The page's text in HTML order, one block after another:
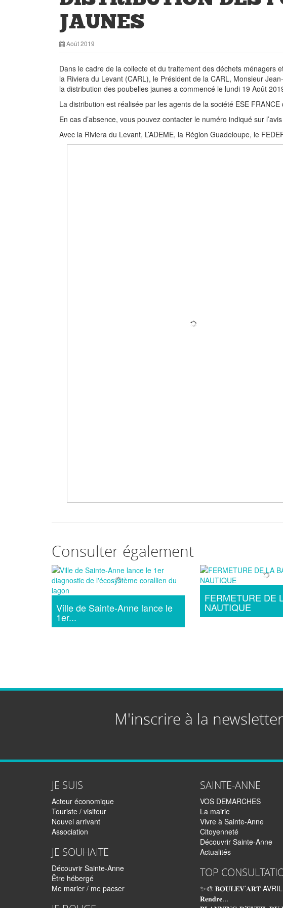
JAUNES
Août 2019
Dans le cadre de la collecte et du traitement des déchets ménagers
la Riviera du Levant (CARL), le Président de la CARL, Monsieur
la distribution des poubelles jaunes a commencé le lundi 19 Août
La distribution est réalisée par les agents de la société ESE
En cas d’absence, vous pouvez contacter le numéro indiqué sur
Avec la Riviera du Levant, L’ADEME, la Région Guadeloupe, le
Consulter également
Ville de Sainte-Anne lance le
1er...
FERMETURE DE
NAUTIQUE
M'inscrire à la newsletter
JE SUIS
Acteur économique
Touriste / visiteur
Nouvel arrivant
Association
JE SOUHAITE
Découvrir Sainte-Anne
Être hébergé
Me marier / me pacser
SAINTE-ANNE
VOS DEMARCHES
La mairie
Vivre à Sainte-Anne
Citoyenneté
Découvrir Sainte-Anne
Actualités
TOP
✨🎨 𝐁𝐎𝐔𝐋𝐄𝐕’𝐀𝐑𝐓
𝐑𝐞𝐧𝐝𝐫𝐞...